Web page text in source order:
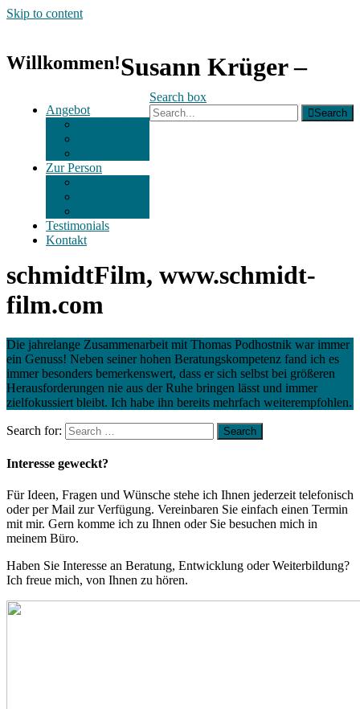
Skip to content
Willkommen!
Angebot
Zur Person
Testimonials
Kontakt
Search box
Search
Susann Krüger –
schmidtFilm, www.schmidt-
film.com
Die jahrelange Zusammenarbeit mit Thomas Podhostnik war immer
ein Genuss! Neben seiner hohen Beratungskompetenz fand ich es
immer besonders bemerkenswert, dass er sich selbst bei größeren
Herausforderungen nie aus der Ruhe bringen lässt und immer
zielfokussiert bleibt. Ich habe ihn bereits mehrfach weiterempfohlen.
Search for:
Interesse geweckt?
Für Ideen, Fragen und Wünsche stehe ich Ihnen jederzeit telefonisch
oder per Mail zur Verfügung. Vereinbaren Sie einfach einen Termin
mit mir. Gern komme ich zu Ihnen oder Sie besuchen mich in
meinem Büro.
Haben Sie Interesse an Beratung, Entwicklung oder Weiterbildung?
Ich freue mich, von Ihnen zu hören.